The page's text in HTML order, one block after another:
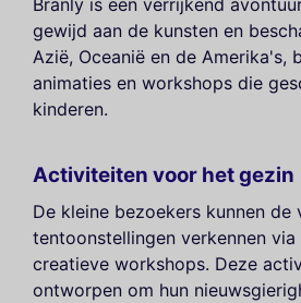
gewijd aan de kunsten en
Azië, Oceanië en de Amerika's,
animaties en workshops die
kinderen.
Activiteiten voor het gezin
De kleine bezoekers kunnen de
tentoonstellingen verkennen
creatieve workshops. Deze
ontworpen om hun